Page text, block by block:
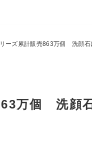
ーズ累計販売863万個 洗顔石
万個 洗顔